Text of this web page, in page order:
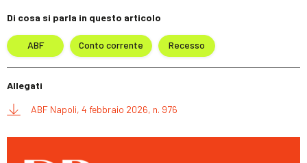
Di cosa si parla in questo articolo
ABF Conto corrente Recesso
Allegati
ABF Napoli, 4 febbraio 2026, n. 976